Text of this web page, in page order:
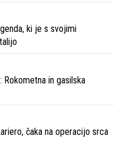
ki je s svojimi
Rokometna in gasilska
čaka na operacijo srca